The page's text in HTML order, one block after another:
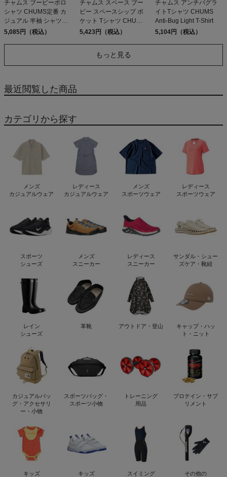
チャムス ブービーポロ
シャツ CHUMS定番 カ
ジュアル 半袖 シャツ
CHUMS Booby Polo
5,085円（税込）
チャムス スペース ブー
ビー スペースシップ ポ
ケット Tシャツ CHUMS
Space Booby Spaceship
5,423円（税込）
チャムス アンチバグラ
イトTシャツ CHUMS
Anti-Bug Light T-Shirt
5,104円（税込）
もっと見る
最近閲覧した商品
カテゴリから探す
メンズ
カジュアルウェア
レディース
カジュアルウェア
メンズ
スポーツウェア
レディース
スポーツウェア
スポーツ
シューズ
メンズ
スニーカー
レディース
スニーカー
サンダル・シュー
ズケア・靴紐
レイン
シューズ
革靴 アウトドア・登山
キャップ・ハッ
ト・ニット
カジュアルバッ
グ・アクセサリ
ー・小物
スポーツバッグ・
スポーツ小物
トレーニング
用品
プロテイン・サプ
リメント
キッズ
キッズ
スイミング
その他の